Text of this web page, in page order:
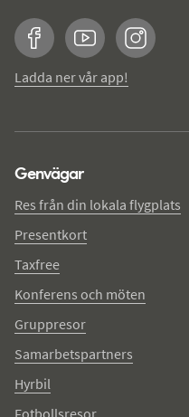
FacebookYouTubeInstagram
Ladda ner vår app!
Genvägar
Res från din lokala flygplats
Presentkort
Taxfree
Konferens och möten
Gruppresor
Samarbetspartners
Hyrbil
Fotbollsresor